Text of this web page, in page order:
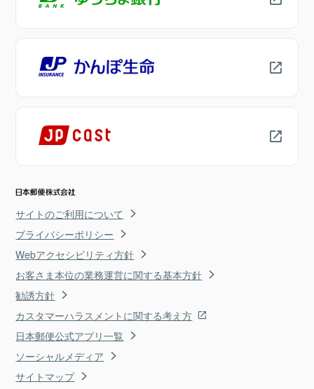
サイトのご利用について
プライバシーポリシー
Webアクセシビリティ方針
お客さま本位の業務運営に関する基本方針
勧誘方針
カスタマーハラスメントに関する考え方
日本郵便公式アプリ一覧
ソーシャルメディア
サイトマップ